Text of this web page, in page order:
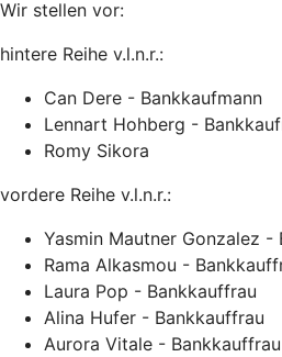
Wir stellen vor:
hintere Reihe v.l.n.r.:
Can Dere - Bankkaufmann
Lennart Hohberg -
Romy Sikora
vordere Reihe v.l.n.r.:
Yasmin Mautner Gonzalez -
Rama Alkasmou -
Laura Pop - Bankkauffrau
Alina Hufer - Bankkauffrau
Aurora Vitale - Bankkauffrau